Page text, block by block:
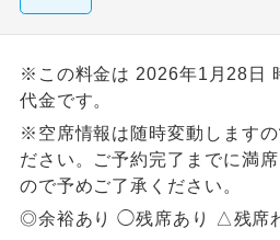
※この料金は 2026年1月28日
代金です。
※空席情報は随時変動しますの
ださい。ご予約完了までに満
ので予めご了承ください。
◎余裕あり ◯残席あり △残席